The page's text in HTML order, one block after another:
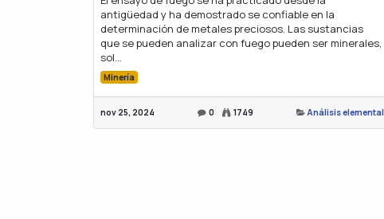
antigüedad y ha demostrado se confiable en la
determinación de metales preciosos. Las sustancias
que se pueden analizar con fuego pueden ser minerales,
sol...
Minería
nov 25, 2024 0 1749 Análisis elemental